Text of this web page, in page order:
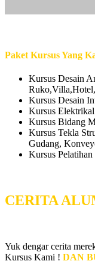
Paket Kursus Yang
Kursus Desain
Kursus Desain
Kursus
Kursus Bidang
Kursus Tekla
Gudang,
Kursus
CERITA
Yuk dengar cerita
Kursus Kami ! DAN